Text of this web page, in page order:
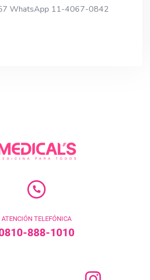
WhatsApp 11-4067-0842
ATENCIÓN TELEFÓNICA
888-1010